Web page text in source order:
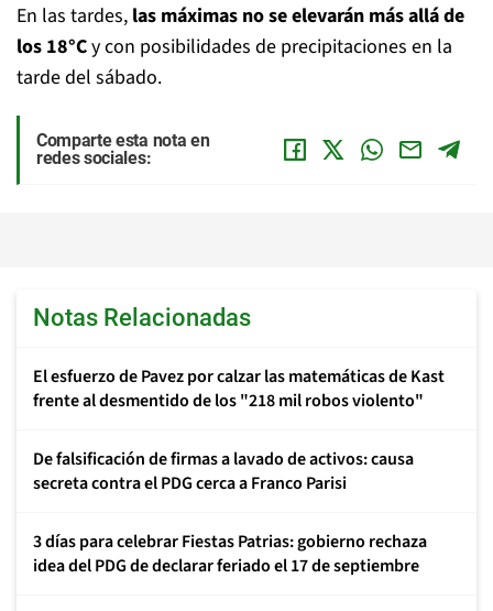
En las tardes, las máximas no se elevarán más allá de
los 18°Cy con posibilidades de precipitaciones en la
tarde del sábado.
Comparte esta nota en
redes sociales:
Notas Relacionadas
El esfuerzo de Pavez por calzar las matemáticas de Kast
frente al desmentido de los "218 mil robos violento"
De falsificación de firmas a lavado de activos: causa
secreta contra el PDG cerca a Franco Parisi
3 días para celebrar Fiestas Patrias: gobierno rechaza
idea del PDG de declarar feriado el 17 de septiembre